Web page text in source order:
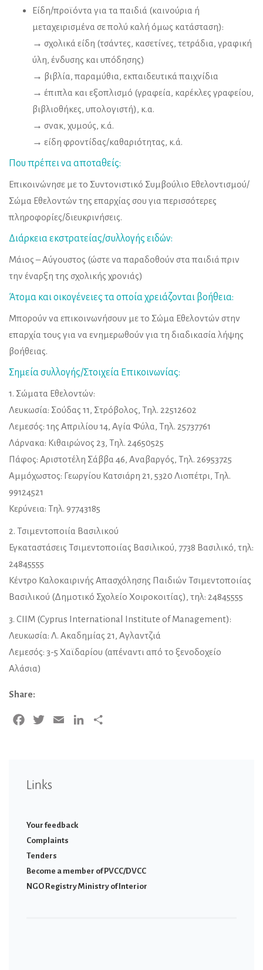
Είδη/προϊόντα για τα παιδιά (καινούρια ή
μεταχειρισμένα σε πολύ καλή όμως κατάσταση):
→ σχολικά είδη (τσάντες, κασετίνες, τετράδια, γραφική
ύλη, ένδυσης και υπόδησης)
→ βιβλία, παραμύθια, εκπαιδευτικά παιχνίδια
→ έπιπλα και εξοπλισμό (γραφεία, καρέκλες γραφείου,
βιβλιοθήκες, υπολογιστή), κ.α.
→ σνακ, χυμούς, κ.ά.
→ είδη φροντίδας/καθαριότητας, κ.ά.
Που πρέπει να αποταθείς:
Επικοινώνησε με το Συντονιστικό Συμβούλιο Εθελοντισμού/
Σώμα Εθελοντών της επαρχίας σου για περισσότερες
πληροφορίες/διευκρινήσεις.
Διάρκεια εκστρατείας/συλλογής ειδών:
Μάιος – Αύγουστος (ώστε να παραδοθούν στα παιδιά πριν
την έναρξη της σχολικής χρονιάς)
Άτομα και οικογένειες τα οποία χρειάζονται βοήθεια:
Μπορούν να επικοινωνήσουν με το Σώμα Εθελοντών στην
επαρχία τους για να ενημερωθούν για τη διαδικασία λήψης
βοήθειας.
Σημεία συλλογής/Στοιχεία Επικοινωνίας:
1. Σώματα Εθελοντών:
Λευκωσία: Σούδας 11, Στρόβολος, Τηλ. 22512602
Λεμεσός: 1ης Απριλίου 14, Αγία Φύλα, Τηλ. 25737761
Λάρνακα: Κιθαιρώνος 23, Τηλ. 24650525
Πάφος: Αριστοτέλη Σάββα 46, Αναβαργός, Τηλ. 26953725
Αμμόχωστος: Γεωργίου Κατσιάρη 21, 5320 Λιοπέτρι, Τηλ.
99124521
Κερύνεια: Τηλ. 97743185
2. Τσιμεντοποιία Βασιλικού
Εγκαταστάσεις Τσιμεντοποιίας Βασιλικού, 7738 Βασιλικό, τηλ:
24845555
Κέντρο Καλοκαιρινής Απασχόλησης Παιδιών Τσιμεντοποιίας
Βασιλικού (Δημοτικό Σχολείο Χοιροκοιτίας), τηλ: 24845555
3. CIIM (Cyprus International Institute of Management):
Λευκωσία: Λ. Ακαδημίας 21, Αγλαντζιά
Λεμεσός: 3-5 Χαϊδαρίου (απέναντι από το ξενοδοχείο
Αλάσια)
Share:
Facebook
Twitter Email LinkedIn
Links
Your feedback
Complaints
Tenders
Become a member of PVCC/DVCC
NGO Registry Ministry of Interior